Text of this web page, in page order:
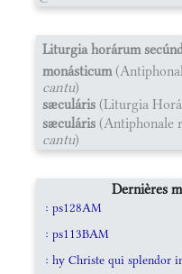
Liturgia horárum
monásticum
cantu)
sæculáris (Liturgia
sæculáris (Antiphonale
cantu)
Dernières
: ps128AM
: ps113BAM
: hy Christe qui splendor